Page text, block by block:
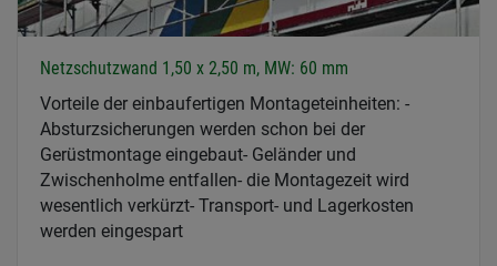
Netzschutzwand 1,50 x 2,50 m, MW: 60 mm
Vorteile der einbaufertigen Montageteinheiten: -
Absturzsicherungen werden schon bei der
Gerüstmontage eingebaut- Geländer und
Zwischenholme entfallen- die Montagezeit wird
wesentlich verkürzt- Transport- und Lagerkosten
werden eingespart